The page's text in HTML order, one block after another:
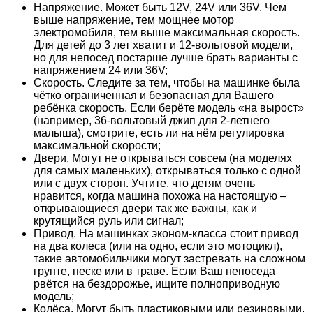
Напряжение. Может быть 12V, 24V или 36V. Чем
выше напряжение, тем мощнее мотор
электромобиля, тем выше максимальная скорость.
Для детей до 3 лет хватит и 12-вольтовой модели,
но для непосед постарше лучше брать варианты с
напряжением 24 или 36V;
Скорость. Следите за тем, чтобы на машинке была
чётко ограниченная и безопасная для Вашего
ребёнка скорость. Если берёте модель «на вырост»
(например, 36-вольтовый джип для 2-летнего
малыша), смотрите, есть ли на нём регулировка
максимальной скорости;
Двери. Могут не открываться совсем (на моделях
для самых маленьких), открываться только с одной
или с двух сторон. Учтите, что детям очень
нравится, когда машина похожа на настоящую –
открывающиеся двери так же важны, как и
крутящийся руль или сигнал;
Привод. На машинках эконом-класса стоит привод
на два колеса (или на одно, если это мотоцикл),
такие автомобильчики могут застревать на сложном
грунте, песке или в траве. Если Ваш непоседа
рвётся на бездорожье, ищите полноприводную
модель;
Колёса. Могут быть пластиковыми или резиновыми.